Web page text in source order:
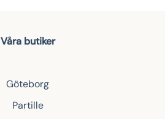
Våra butiker
Göteborg
Partille